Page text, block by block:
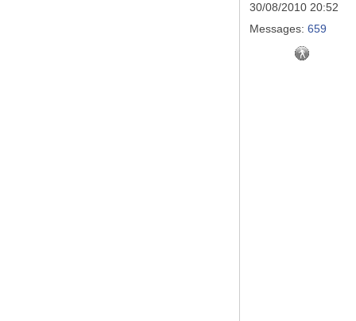
30/08/2010 20:52
Messages: 659